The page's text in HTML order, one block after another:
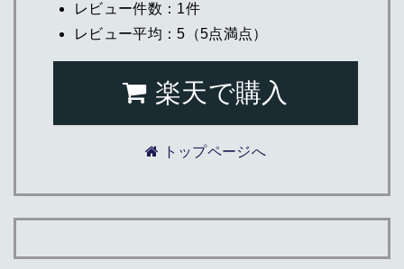
レビュー件数：1件
レビュー平均：5（5点満点）
楽天で購入
トップページへ